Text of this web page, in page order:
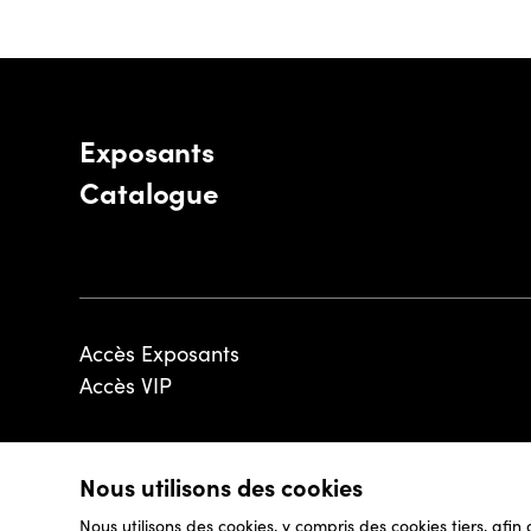
Nous utilisons des cookies
Nous utilisons des cookies, y compris des cookies tiers,
Exposants
Catalogue
Accès Exposants
Accès VIP
© 2026 - Luxembourg Art Week S.A.